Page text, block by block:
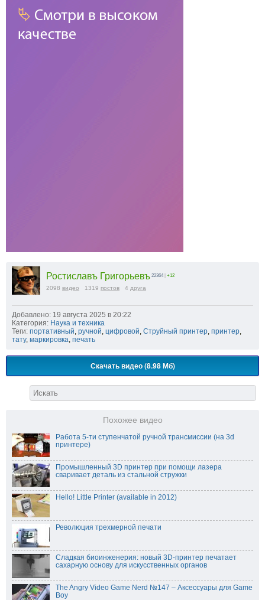
Ростиславъ Григорьевъ 22364 | +12
2098 видео 1319 постов 4 друга
Добавлено: 19 августа 2025 в 20:22
Категория: Наука и техника
Теги: портативный ручной цифровой Струйный принтер принтер
тату, маркировка печать
Скачать видео (8.98 Мб)
Похожее видео
Работа 5-ти ступенчатой ручной трансмиссии (на 3d
принтере)
Промышленный 3D принтер при помощи лазера
сваривает деталь из стальной стружки
Hello! Little Printer (available in 2012)
Революция трехмерной печати
Сладкая биоинженерия: новый 3D-принтер печатает
сахарную основу для искусственных органов
The Angry Video Game Nerd №147 – Аксессуары для Game
Boy